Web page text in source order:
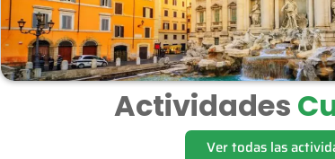
Actividades
Ver todas las